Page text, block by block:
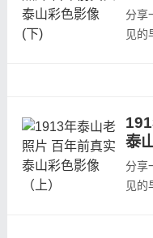
分享
见的
多
在中
些照
照...
泰
分享
见的